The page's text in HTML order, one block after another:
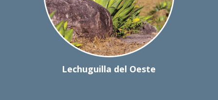
Lechuguilla del Oeste